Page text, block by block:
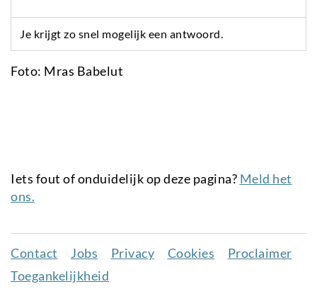
Je krijgt zo snel mogelijk een antwoord.
Foto: Mras Babelut
Iets fout of onduidelijk op deze pagina? Meld het
ons.
Juridisch
menu
Contact Jobs Privacy Cookies
Proclaimer
Toegankelijkheid